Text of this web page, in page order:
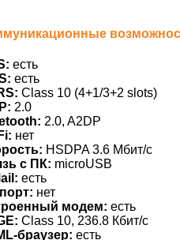
есть
есть
Class 10 (4+1/3+2 slots)
2.0
2.0, A2DP
нет
HSDPA 3.6 Мбит/с
с ПК: microUSB
есть
нет
модем: есть
Class 10, 236.8 Кбит/с
браузер: есть